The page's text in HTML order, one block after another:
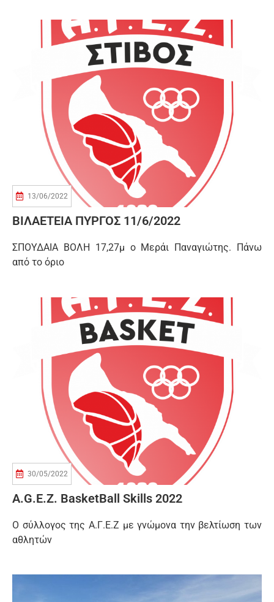
13/06/2022
ΒΙΛΑΕΤΕΙΑ ΠΥΡΓΟΣ 11/6/2022
ΣΠΟΥΔΑΙΑ ΒΟΛΗ 17,27μ ο Μεράι Παναγιώτης. Πάνω
από το όριο
30/05/2022
A.G.E.Z. BasketBall Skills 2022
Ο σύλλογος της Α.Γ.Ε.Ζ με γνώμονα την βελτίωση των
αθλητών